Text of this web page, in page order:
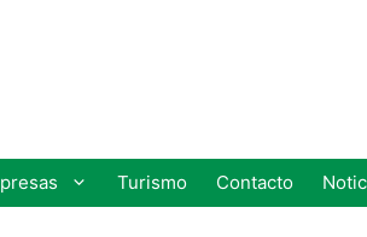
Turismo Contacto